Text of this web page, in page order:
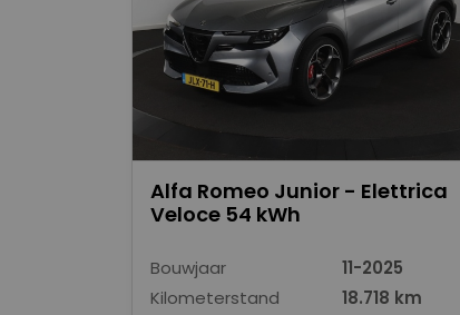
Alfa Romeo Junior - Elettrica
Veloce 54 kWh
Bouwjaar
11-2025
Kilometerstand
18.718 km